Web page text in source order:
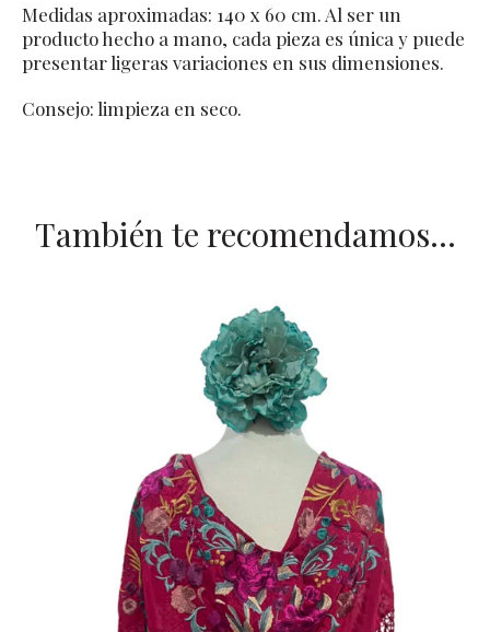
Medidas aproximadas: 140 x 60 cm. Al ser un
producto hecho a mano, cada pieza es única y puede
presentar ligeras variaciones en sus dimensiones.
Consejo: limpieza en seco.
También te recomendamos…